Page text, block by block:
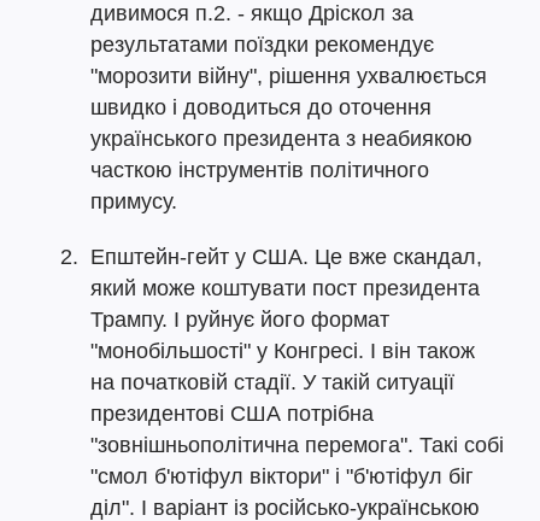
дивимося п.2. - якщо Дріскол за
результатами поїздки рекомендує
"морозити війну", рішення ухвалюється
швидко і доводиться до оточення
українського президента з неабиякою
часткою інструментів політичного
примусу.
Епштейн-гейт у США. Це вже скандал,
який може коштувати пост президента
Трампу. І руйнує його формат
"монобільшості" у Конгресі. І він також
на початковій стадії. У такій ситуації
президентові США потрібна
"зовнішньополітична перемога". Такі собі
"смол б'ютіфул віктори" і "б'ютіфул біг
діл". І варіант із російсько-українською